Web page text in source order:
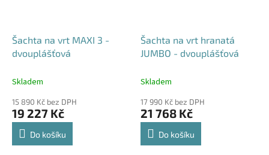
Šachta na vrt MAXI 3 -
dvouplášťová
Skladem
15 890 Kč bez DPH
19 227 Kč
Do košíku
Šachta na vrt hranatá
JUMBO - dvouplášťová
Skladem
17 990 Kč bez DPH
21 768 Kč
Do košíku